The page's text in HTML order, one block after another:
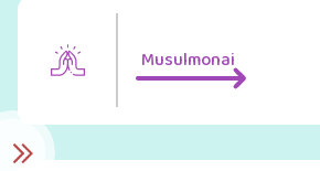
Musulmonai